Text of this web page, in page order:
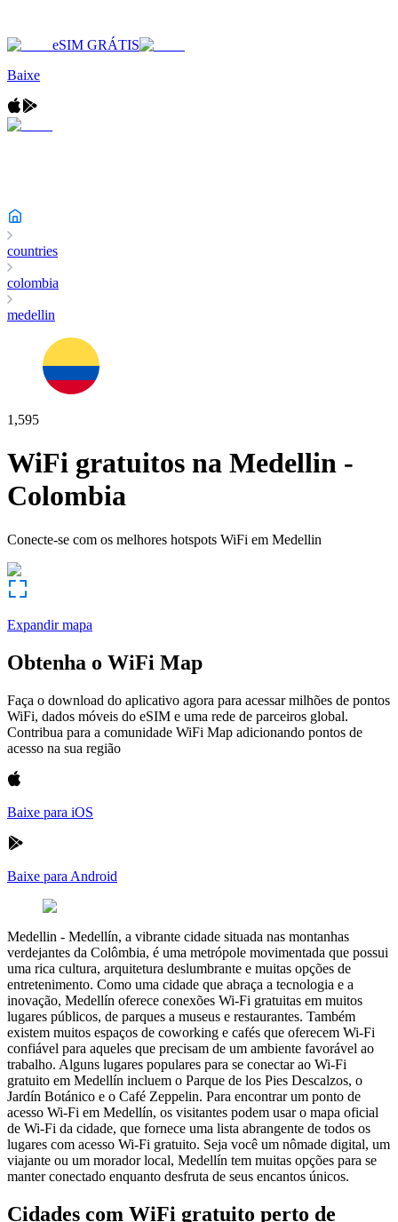
eSIM GRÁTIS
Baixe
countries
colombia
medellin
1,595
WiFi gratuitos na Medellin -
Colombia
Conecte-se com os melhores hotspots WiFi em Medellin
Expandir mapa
Obtenha o WiFi Map
Faça o download do aplicativo agora para acessar milhões de pontos
WiFi, dados móveis do eSIM e uma rede de parceiros global.
Contribua para a comunidade WiFi Map adicionando pontos de
acesso na sua região
Baixe para iOS
Baixe para Android
Medellin - Medellín, a vibrante cidade situada nas montanhas
verdejantes da Colômbia, é uma metrópole movimentada que possui
uma rica cultura, arquitetura deslumbrante e muitas opções de
entretenimento. Como uma cidade que abraça a tecnologia e a
inovação, Medellín oferece conexões Wi-Fi gratuitas em muitos
lugares públicos, de parques a museus e restaurantes. Também
existem muitos espaços de coworking e cafés que oferecem Wi-Fi
confiável para aqueles que precisam de um ambiente favorável ao
trabalho. Alguns lugares populares para se conectar ao Wi-Fi
gratuito em Medellín incluem o Parque de los Pies Descalzos, o
Jardín Botánico e o Café Zeppelin. Para encontrar um ponto de
acesso Wi-Fi em Medellín, os visitantes podem usar o mapa oficial
de Wi-Fi da cidade, que fornece uma lista abrangente de todos os
lugares com acesso Wi-Fi gratuito. Seja você um nômade digital, um
viajante ou um morador local, Medellín tem muitas opções para se
manter conectado enquanto desfruta de seus encantos únicos.
Cidades com WiFi gratuito perto de